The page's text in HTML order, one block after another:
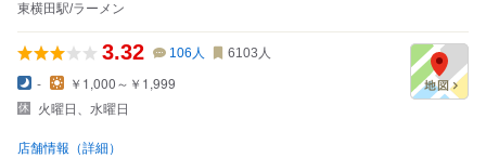
東横田駅/ラーメン
3.32 106 人 6103 人
-
￥1,000～￥1,999
火曜日、水曜日
店舗情報（詳細）